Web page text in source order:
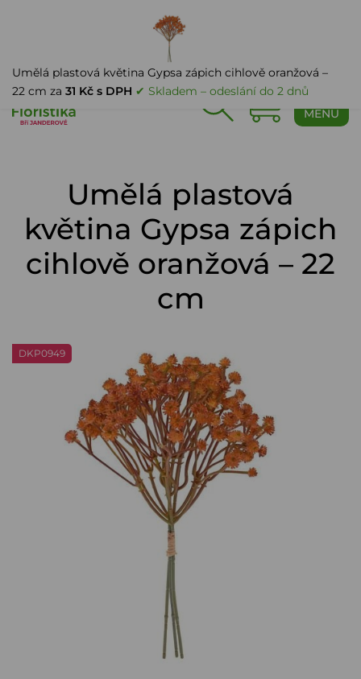
MENU
Umělá plastová
květina Gypsa zápich
cihlově oranžová – 22
cm
DKP0949
Umělá plastová květina Gypsa zápich cihlově oranžová –
22 cm za 31 Kč s DPH ✔ Skladem – odeslání do 2 dnů